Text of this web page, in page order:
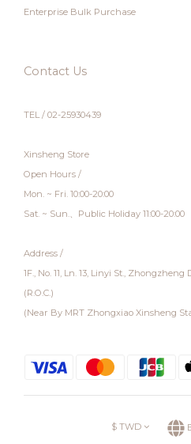
Enterprise Bulk Purchase
Contact Us
TEL / 02-25930439
Xinsheng Store
Open Hours /
Mon. ~ Fri. 10:00-20:00
Sat. ~ Sun.、Public Holiday 11:00-20:00
Address /
1F., No. 11, Ln. 13, Linyi St., Zhongzheng
(R.O.C.)
(Near By MRT Zhongxiao Xinsheng
$ TWD